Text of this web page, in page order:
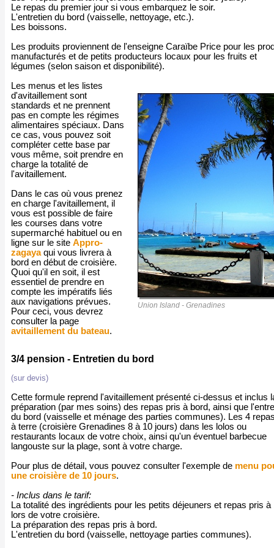
Le repas du premier jour si vous embarquez le soir.
L'entretien du bord (vaisselle, nettoyage, etc.).
Les boissons.
Les produits proviennent de l'enseigne Caraïbe Price pour les
manufacturés et de petits producteurs locaux pour les fruits et
légumes (selon saison et disponibilité).
Union Island - Grenadines
Les menus et les listes
d'avitaillement sont
standards et ne prennent
pas en compte les régimes
alimentaires spéciaux. Dans
ce cas, vous pouvez soit
compléter cette base par
vous même, soit prendre en
charge la totalité de
l'avitaillement.
Dans le cas où vous prenez
en charge l'avitaillement, il
vous est possible de faire
les courses dans votre
supermarché habituel ou en
ligne sur le site Appro-
zagayaqui vous livrera à
bord en début de croisière.
Quoi qu'il en soit, il est
essentiel de prendre en
compte les impératifs liés
aux navigations prévues.
Pour ceci, vous devrez
consulter la page
avitaillement du bateau.
3/4 pension - Entretien du bord
(sur devis)
Cette formule reprend l'avitaillement présenté ci-dessus et inclus
préparation (par mes soins) des repas pris à bord, ainsi que
du bord (vaisselle et ménage des parties communes). Les 4
à terre (croisière Grenadines 8 à 10 jours) dans les lolos ou
restaurants locaux de votre choix, ainsi qu'un éventuel barbecue
langouste sur la plage, sont à votre charge.
Pour plus de détail, vous pouvez consulter l'exemple de menu
une croisière de 10 jours.
- Inclus dans le tarif:
La totalité des ingrédients pour les petits déjeuners et repas pris à
lors de votre croisière.
La préparation des repas pris à bord.
L'entretien du bord (vaisselle, nettoyage parties communes).